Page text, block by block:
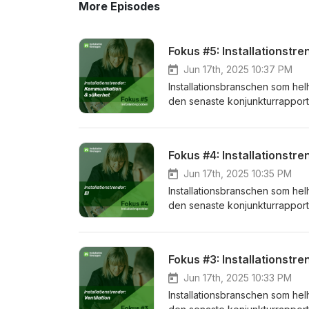
More Episodes
Fokus #5:
Jun 17th, 2025 10:37 PM
Installationsbranschen som
den senaste
påverkar dem mest. Området
fastighetssystem. Fokus
tekniska system i en fastighet
varandra. Här finns det
säkerhet på
Fokus #4:
Jun 17th, 2025 10:35 PM
Installationsbranschen som
den senaste
påverkar dem mest.
nischa sig, förstå sin marknad
allt utan vi måste vara
podden.
Fokus #3:
Jun 17th, 2025 10:33 PM
Installationsbranschen som